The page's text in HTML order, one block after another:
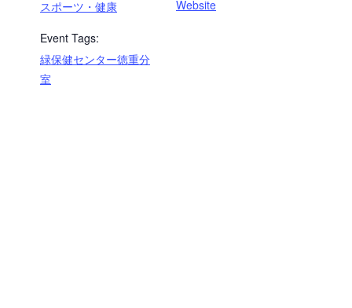
スポーツ・健康
Event Tags:
緑保健センター徳重分
室
Website